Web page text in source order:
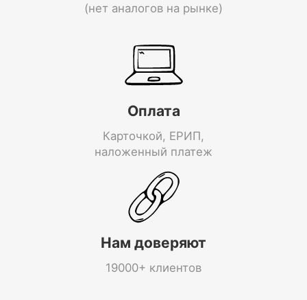
(нет аналогов на рынке)
Оплата
Карточкой, ЕРИП,
наложенный платеж
Нам доверяют
19000+ клиентов